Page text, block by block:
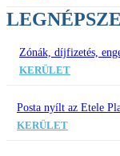
Zónák, díjfizetés,
KERÜLET
Posta nyílt az Etele
KERÜLET